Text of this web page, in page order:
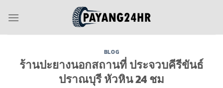
BLOG
ร้านปะยางนอกสถานที่ ประจวบคีรีขันธ์
ปราณบุรี หัวหิน 24 ชม